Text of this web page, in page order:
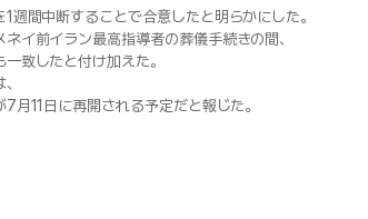
1週間中断することで合意したと明らかにした。
イ前イラン最高指導者の葬儀手続きの間、
一致したと付け加えた。
7月11日に再開される予定だと報じた。